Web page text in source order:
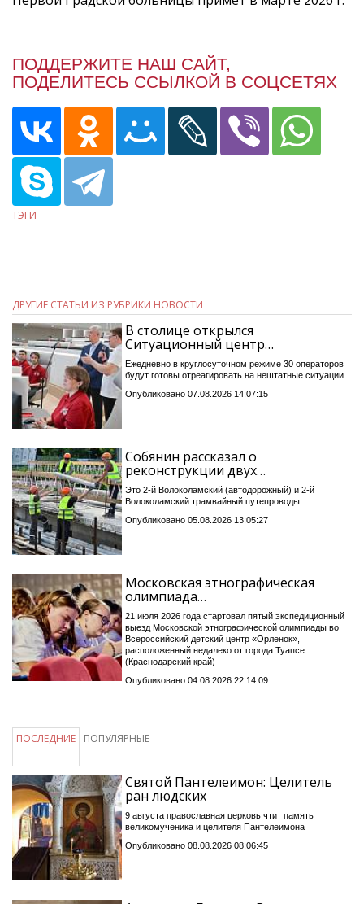
ПОДДЕРЖИТЕ НАШ САЙТ,
ПОДЕЛИТЕСЬ ССЫЛКОЙ В СОЦСЕТЯХ
ТЭГИ
ДРУГИЕ СТАТЬИ ИЗ РУБРИКИ НОВОСТИ
В столице открылся
Ситуационный центр…
Ежедневно в круглосуточном режиме 30 операторов
будут готовы отреагировать на нештатные ситуации
Опубликовано 07.08.2026 14:07:15
Собянин рассказал о
реконструкции двух…
Это 2-й Волоколамский (автодорожный) и 2-й
Волоколамский трамвайный путепроводы
Опубликовано 05.08.2026 13:05:27
Московская этнографическая
олимпиада…
21 июля 2026 года стартовал пятый экспедиционный
выезд Московской этнографической олимпиады во
Всероссийский детский центр «Орленок»,
расположенный недалеко от города Туапсе
(Краснодарский край)
Опубликовано 04.08.2026 22:14:09
ПОСЛЕДНИЕ ПОПУЛЯРНЫЕ
Святой Пантелеимон: Целитель
ран людских
9 августа православная церковь чтит память
великомученика и целителя Пантелеимона
Опубликовано 08.08.2026 08:06:45